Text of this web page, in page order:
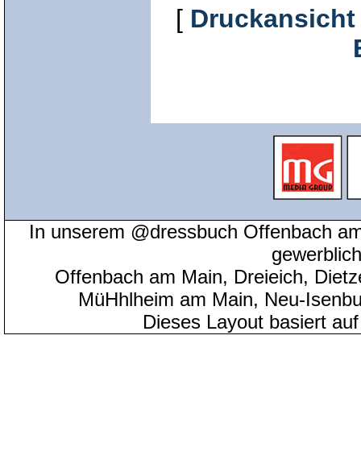
[ Druckansicht
In unserem @dressbuch Offenbach
Offenbach am Main, Dreieich,
MüHhlheim am Main, Neu-
Dieses Layout basiert